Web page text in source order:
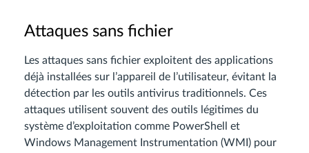
Attaques sans fichier
Les attaques sans fichier exploitent des applications
déjà installées sur l’appareil de l’utilisateur, évitant la
détection par les outils antivirus traditionnels. Ces
attaques utilisent souvent des outils légitimes du
système d’exploitation comme PowerShell et
Windows Management Instrumentation (WMI) pour